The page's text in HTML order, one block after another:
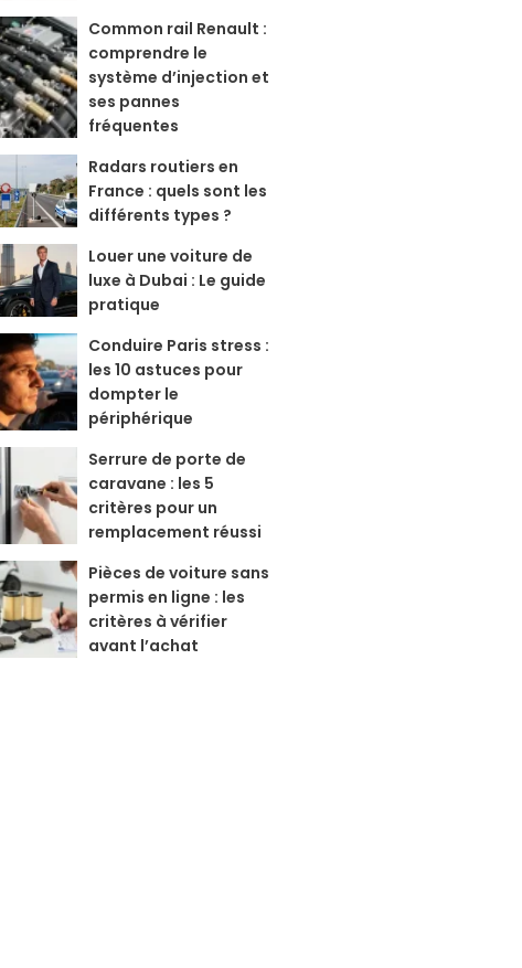
Common rail Renault :
comprendre le
système d’injection et
ses pannes
fréquentes
Radars routiers en
France : quels sont les
différents types ?
Louer une voiture de
luxe à Dubai : Le guide
pratique
Conduire Paris stress :
les 10 astuces pour
dompter le
périphérique
Serrure de porte de
caravane : les 5
critères pour un
remplacement réussi
Pièces de voiture sans
permis en ligne : les
critères à vérifier
avant l’achat